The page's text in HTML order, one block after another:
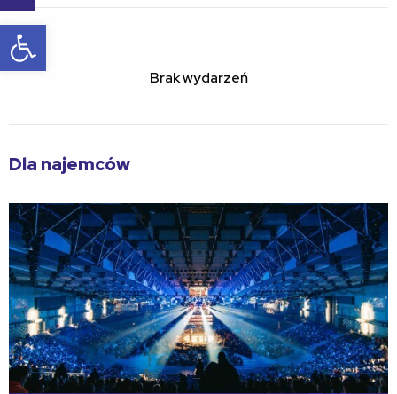
Otwórz pasek narzędzi
Brak wydarzeń
Dla najemców